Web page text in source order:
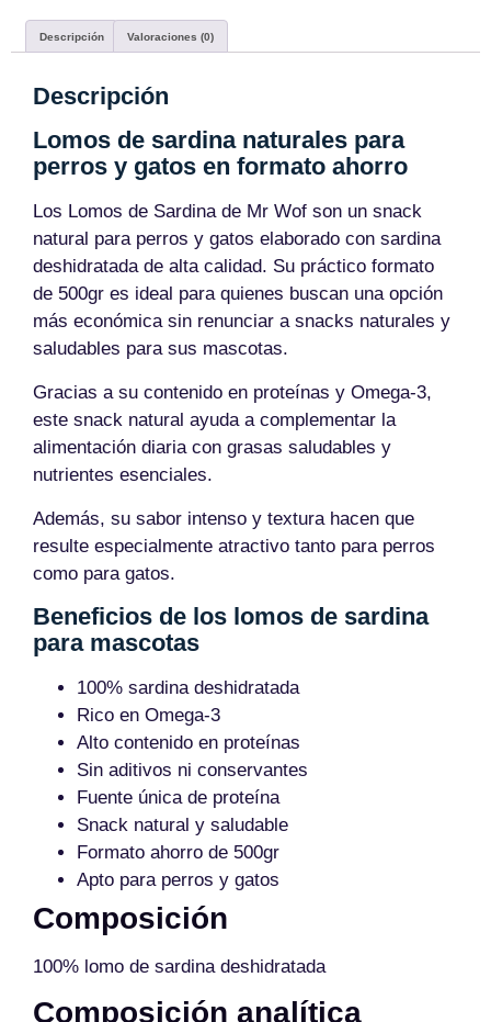
Descripción Valoraciones (0)
Descripción
Lomos de sardina naturales para
perros y gatos en formato ahorro
Los Lomos de Sardina de Mr Wof son un snack
natural para perros y gatos elaborado con sardina
deshidratada de alta calidad. Su práctico formato
de 500gr es ideal para quienes buscan una opción
más económica sin renunciar a snacks naturales y
saludables para sus mascotas.
Gracias a su contenido en proteínas y Omega-3,
este snack natural ayuda a complementar la
alimentación diaria con grasas saludables y
nutrientes esenciales.
Además, su sabor intenso y textura hacen que
resulte especialmente atractivo tanto para perros
como para gatos.
Beneficios de los lomos de sardina
para mascotas
100% sardina deshidratada
Rico en Omega-3
Alto contenido en proteínas
Sin aditivos ni conservantes
Fuente única de proteína
Snack natural y saludable
Formato ahorro de 500gr
Apto para perros y gatos
Composición
100% lomo de sardina deshidratada
Composición analítica